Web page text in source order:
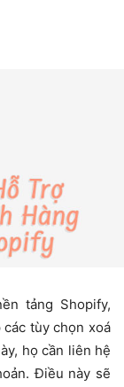
tảng Shopify,
tùy chọn xoá
họ cần liên hệ
Điều này sẽ